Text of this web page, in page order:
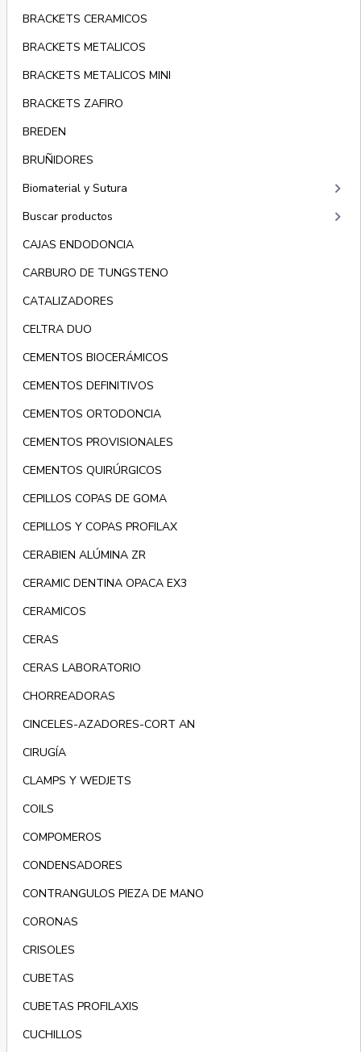
BRACKETS CERAMICOS
BRACKETS METALICOS
BRACKETS METALICOS MINI
BRACKETS ZAFIRO
BREDEN
BRUÑIDORES
Biomaterial y Sutura
keyboard_arrow_right
Buscar productos keyboard_arrow_right
CAJAS ENDODONCIA
CARBURO DE TUNGSTENO
CATALIZADORES
CELTRA DUO
CEMENTOS BIOCERÁMICOS
CEMENTOS DEFINITIVOS
CEMENTOS ORTODONCIA
CEMENTOS PROVISIONALES
CEMENTOS QUIRÚRGICOS
CEPILLOS COPAS DE GOMA
CEPILLOS Y COPAS PROFILAX
CERABIEN ALÚMINA ZR
CERAMIC DENTINA OPACA EX3
CERAMICOS
CERAS
CERAS LABORATORIO
CHORREADORAS
CINCELES-AZADORES-CORT AN
CIRUGÍA
CLAMPS Y WEDJETS
COILS
COMPOMEROS
CONDENSADORES
CONTRANGULOS PIEZA DE MANO
CORONAS
CRISOLES
CUBETAS
CUBETAS PROFILAXIS
CUCHILLOS